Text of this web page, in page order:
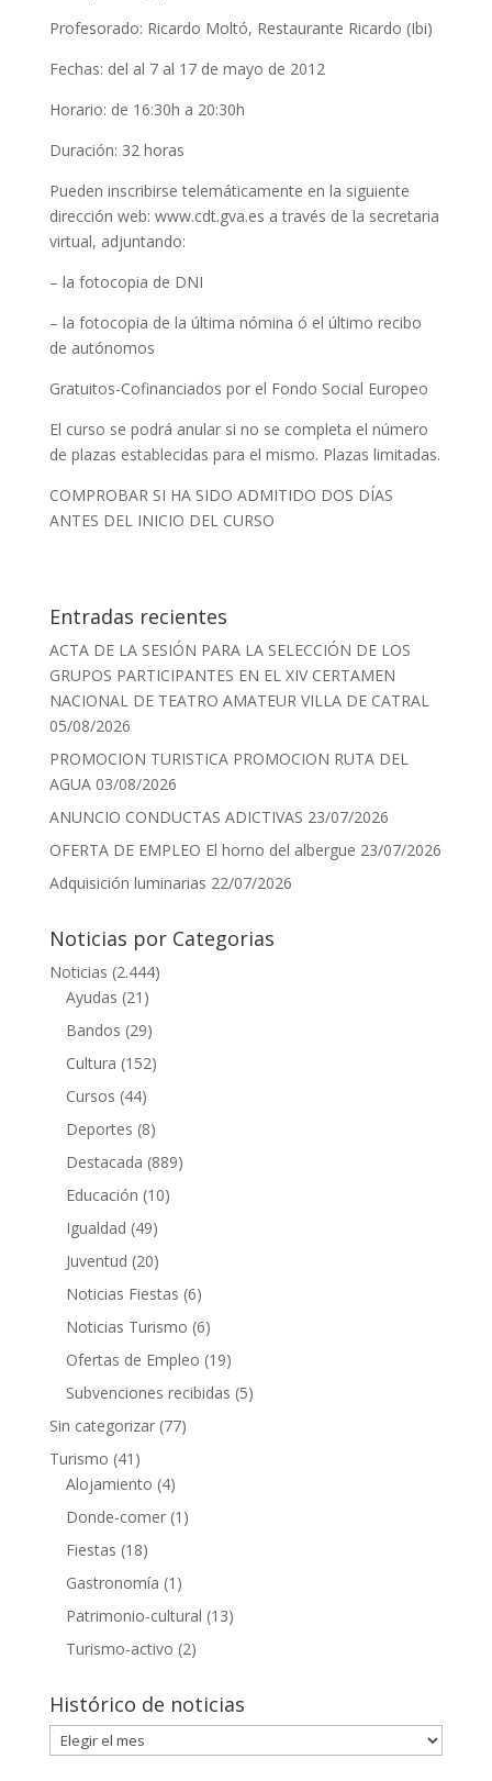
Profesorado: Ricardo Moltó, Restaurante Ricardo (Ibi)
Fechas: del al 7 al 17 de mayo de 2012
Horario: de 16:30h a 20:30h
Duración: 32 horas
Pueden inscribirse telemáticamente en la siguiente
dirección web: www.cdt.gva.es a través de la secretaria
virtual, adjuntando:
– la fotocopia de DNI
– la fotocopia de la última nómina ó el último recibo
de autónomos
Gratuitos-Cofinanciados por el Fondo Social Europeo
El curso se podrá anular si no se completa el número
de plazas establecidas para el mismo. Plazas limitadas.
COMPROBAR SI HA SIDO ADMITIDO DOS DÍAS
ANTES DEL INICIO DEL CURSO
Entradas recientes
ACTA DE LA SESIÓN PARA LA SELECCIÓN DE LOS
GRUPOS PARTICIPANTES EN EL XIV CERTAMEN
NACIONAL DE TEATRO AMATEUR VILLA DE CATRAL
05/08/2026
PROMOCION TURISTICA PROMOCION RUTA DEL
AGUA 03/08/2026
ANUNCIO CONDUCTAS ADICTIVAS 23/07/2026
OFERTA DE EMPLEO El horno del albergue 23/07/2026
Adquisición luminarias 22/07/2026
Noticias por Categorias
Noticias (2.444)
Ayudas (21)
Bandos (29)
Cultura (152)
Cursos (44)
Deportes (8)
Destacada (889)
Educación (10)
Igualdad (49)
Juventud (20)
Noticias Fiestas (6)
Noticias Turismo (6)
Ofertas de Empleo (19)
Subvenciones recibidas (5)
Sin categorizar(77)
Turismo (41)
Alojamiento (4)
Donde-comer(1)
Fiestas (18)
Gastronomía (1)
Patrimonio-cultural (13)
Turismo-activo (2)
Histórico de noticias
Histórico
de